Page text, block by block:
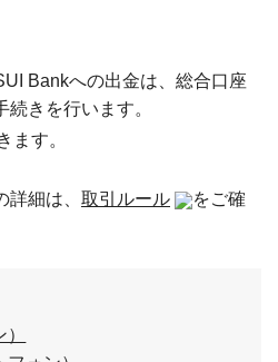
Bankへの出金は、総合口座
きを行います。
ます。
細は、 取引ルール
をご確